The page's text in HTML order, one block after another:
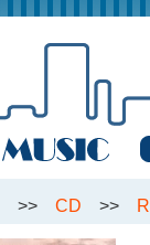
>> CD >>